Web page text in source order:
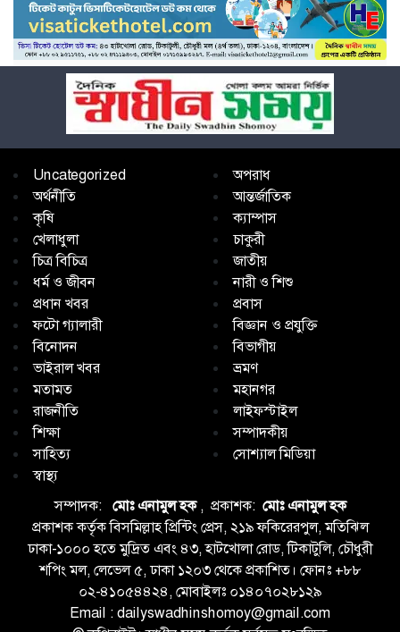
Uncategorized
অপরাধ
অর্থনীতি
আন্তর্জাতিক
কৃষি
ক্যাম্পাস
খেলাধুলা
চাকুরী
চিত্র বিচিত্র
জাতীয়
ধর্ম ও জীবন
নারী ও শিশু
প্রধান খবর
প্রবাস
ফটো গ্যালারী
বিজ্ঞান ও প্রযুক্তি
বিনোদন
বিভাগীয়
ভাইরাল খবর
ভ্রমণ
মতামত
মহানগর
রাজনীতি
লাইফস্টাইল
শিক্ষা
সম্পাদকীয়
সাহিত্য
সোশ্যাল মিডিয়া
স্বাস্থ্য
সম্পাদক: মোঃ এনামুল হক, প্রকাশক: মোঃ এনামুল হক
প্রকাশক কর্তৃক বিসমিল্লাহ প্রিন্টিং প্রেস, ২১৯ ফকিরেরপুল, মতিঝিল
ঢাকা-১০০০ হতে মুদ্রিত এবং ৪৩, হাটখোলা রোড, টিকাটুলি, চৌধুরী
শপিং মল, লেভেল ৫, ঢাকা ১২০৩ থেকে প্রকাশিত। ফোনঃ +৮৮
০২-৪১০৫৪৪২৪, মোবাইলঃ ০১৪০৭০২৮১২৯
Email : dailyswadhinshomoy@gmail.com